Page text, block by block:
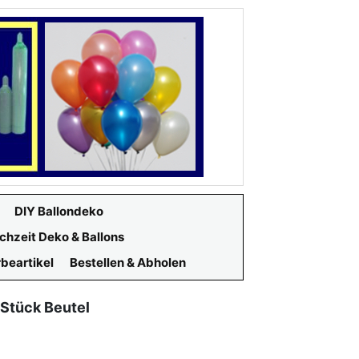
DIY Ballondeko
Deko & Ballons
Bestellen & Abholen
Beutel